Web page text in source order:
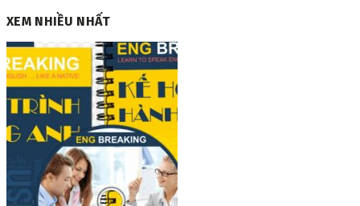
XEM NHIỀU NHẤT